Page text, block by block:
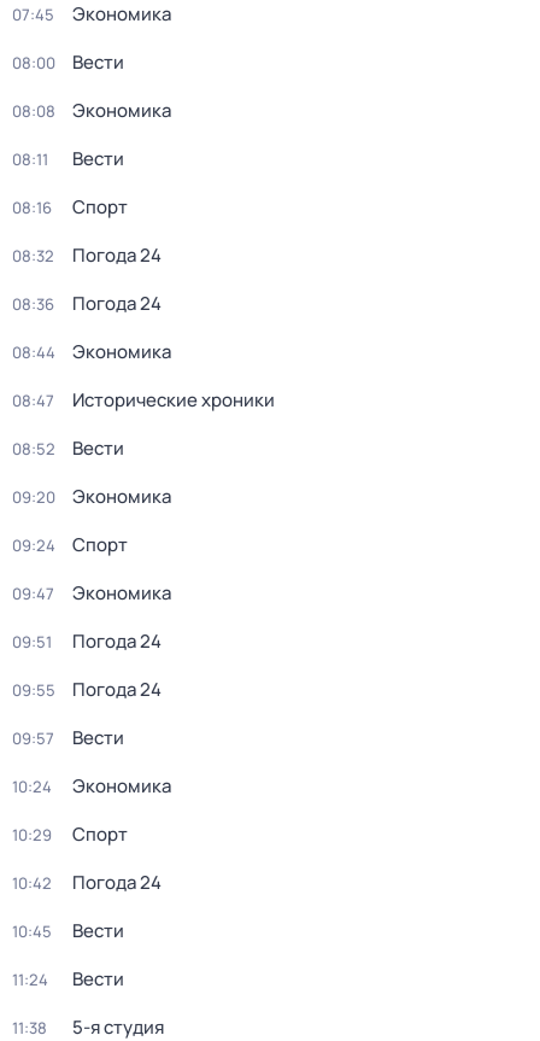
07:45 Экономика
08:00 Вести
08:08 Экономика
08:11 Вести
08:16 Спорт
08:32 Погода 24
08:36 Погода 24
08:44 Экономика
08:47 Исторические хроники
08:52 Вести
09:20 Экономика
09:24 Спорт
09:47 Экономика
09:51 Погода 24
09:55 Погода 24
09:57 Вести
10:24 Экономика
10:29 Спорт
10:42 Погода 24
10:45 Вести
11:24 Вести
11:38 5-я студия